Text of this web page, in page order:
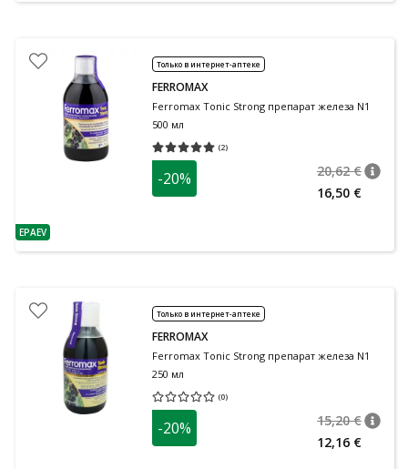
nõuanne
EPAEV
Только в интернет-аптеке
FERROMAX
Ferromax Tonic Strong препарат железа N1
500 мл
(2)
Средняя оценка 5.00
-20% 20,62 €
16,50 €
Только в интернет-аптеке
FERROMAX
Ferromax Tonic Strong препарат железа N1
250 мл
(0)
Средняя оценка 0.00
-20% 15,20 €
12,16 €